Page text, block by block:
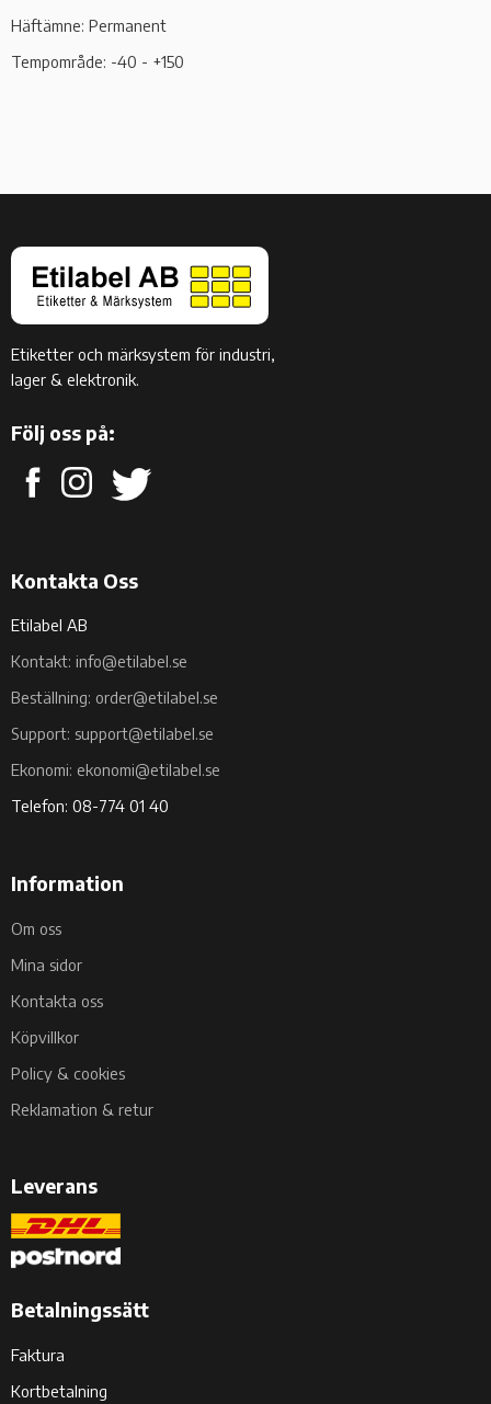
Häftämne: Permanent
Tempområde: -40 - +150
Etiketter och märksystem för industri,
lager & elektronik.
Följ oss på:
Kontakta Oss
Etilabel AB
Kontakt: info@etilabel.se
Beställning: order@etilabel.se
Support: support@etilabel.se
Ekonomi: ekonomi@etilabel.se
Telefon: 08-774 01 40
Information
Om oss
Mina sidor
Kontakta oss
Köpvillkor
Policy & cookies
Reklamation & retur
Leverans
Betalningssätt
Faktura
Kortbetalning